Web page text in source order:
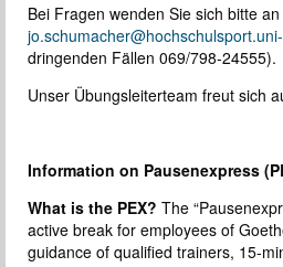
Bei Fragen wenden Sie sich bitte
dringenden Fällen 069/798-24555).
Unser Übungsleiterteam freut sich
Information on Pausenexpress
What is the PEX? The
active break for employees of
guidance of qualified trainers, 15-